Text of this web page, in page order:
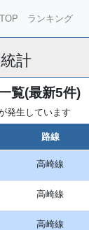
TOP ランキング
計
覧(最新5件)
発生しています
路線
高崎線
高崎線
高崎線